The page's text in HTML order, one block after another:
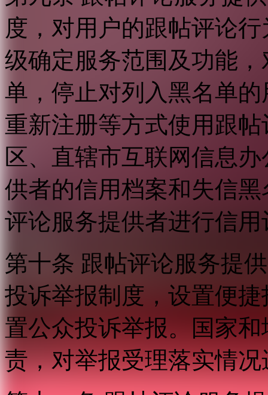
度，对用户的跟帖评论
级确定服务范围及功能
单，停止对列入黑名单
重新注册等方式使用跟
区、直辖市互联网信息
供者的信用档案和失信
评论服务提供者进行信用
第十条 跟帖评论服务提
投诉举报制度，设置便
置公众投诉举报。国家
责，对举报受理落实情